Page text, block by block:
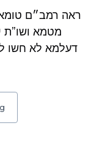
מטמא ושו”ת
דעלמא לא חשו